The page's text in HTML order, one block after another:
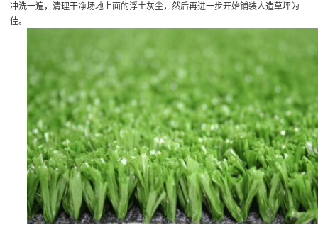
冲洗一遍，清理干净场地上面的浮土灰尘，然后再进一步开始铺装人造草坪为
佳。